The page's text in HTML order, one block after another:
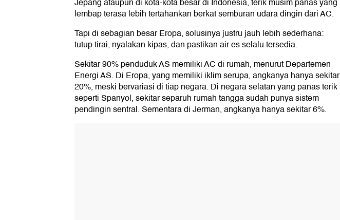
Jepang ataupun di kota-kota besar di Indonesia, terik musim panas yang
lembap terasa lebih tertahankan berkat semburan udara dingin dari AC.
Tapi di sebagian besar Eropa, solusinya justru jauh lebih sederhana:
tutup tirai, nyalakan kipas, dan pastikan air es selalu tersedia.
Sekitar 90% penduduk AS memiliki AC di rumah, menurut Departemen
Energi AS. Di Eropa, yang memiliki iklim serupa, angkanya hanya sekitar
20%, meski bervariasi di tiap negara. Di negara selatan yang panas terik
seperti Spanyol, sekitar separuh rumah tangga sudah punya sistem
pendingin sentral. Sementara di Jerman, angkanya hanya sekitar 6%.